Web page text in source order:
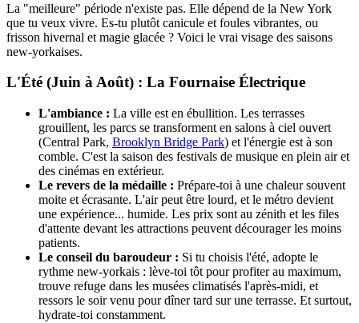
La "meilleure" période n'existe pas. Elle dépend de la New York
que tu veux vivre. Es-tu plutôt canicule et foules vibrantes, ou
frisson hivernal et magie glacée ? Voici le vrai visage des saisons
new-yorkaises.
L'Été (Juin à Août) : La Fournaise Électrique
L'ambiance : La ville est en ébullition. Les terrasses
grouillent, les parcs se transforment en salons à ciel ouvert
(Central Park, Brooklyn Bridge Park) et l'énergie est à son
comble. C'est la saison des festivals de musique en plein air et
des cinémas en extérieur.
Le revers de la médaille : Prépare-toi à une chaleur souvent
moite et écrasante. L'air peut être lourd, et le métro devient
une expérience... humide. Les prix sont au zénith et les files
d'attente devant les attractions peuvent décourager les moins
patients.
Le conseil du baroudeur : Si tu choisis l'été, adopte le
rythme new-yorkais : lève-toi tôt pour profiter au maximum,
trouve refuge dans les musées climatisés l'après-midi, et
ressors le soir venu pour dîner tard sur une terrasse. Et surtout,
hydrate-toi constamment.